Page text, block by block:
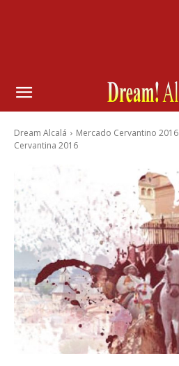
Dream Alcalá Mercado Cervantino 2016
Cervantina 2016